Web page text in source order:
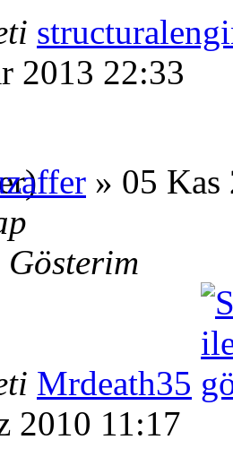
2013 22:33
» 05 Kas
Gösterim
Mrdeath35
2010 11:17